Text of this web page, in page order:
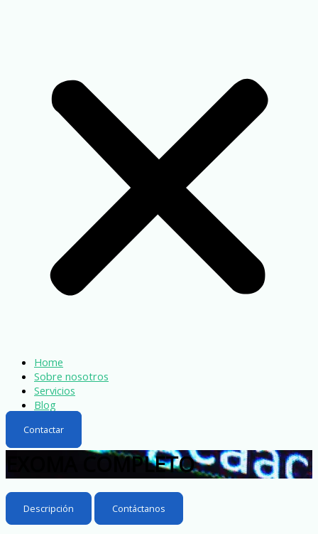
Home
Sobre nosotros
Servicios
Blog
Contactar
EXOMA COMPLETO
Descripción Contáctanos